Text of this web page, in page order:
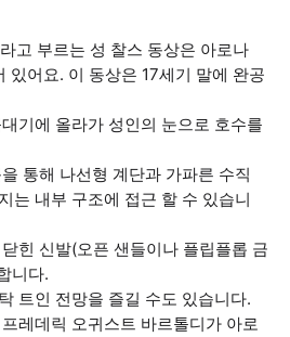
고 부르는 성 찰스 동상은 아로나
있어요. 이 동상은 17세기 말에 완공
기에 올라가 성인의 눈으로 호수를
통해 나선형 계단과 가파른 수직
는 내부 구조에 접근 할 수 있습니
힌 신발(오픈 샌들이나 플립플롭 금
니다.
트인 전망을 즐길 수도 있습니다.
레데릭 오귀스트 바르톨디가 아로